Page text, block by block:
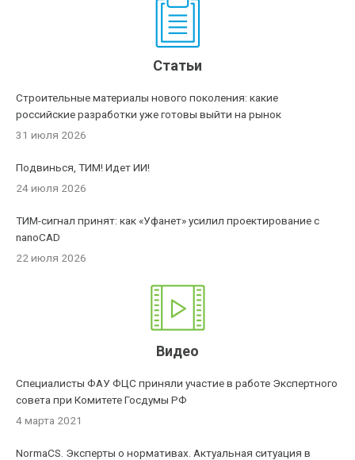
Статьи
Строительные материалы нового поколения: какие
российские разработки уже готовы выйти на рынок
31 июля 2026
Подвинься, ТИМ! Идет ИИ!
24 июля 2026
ТИМ-сигнал принят: как «Уфанет» усилил проектирование с
nanoCAD
22 июля 2026
Видео
Специалисты ФАУ ФЦС приняли участие в работе Экспертного
совета при Комитете Госдумы РФ
4 марта 2021
NormaCS. Эксперты о нормативах. Актуальная ситуация в